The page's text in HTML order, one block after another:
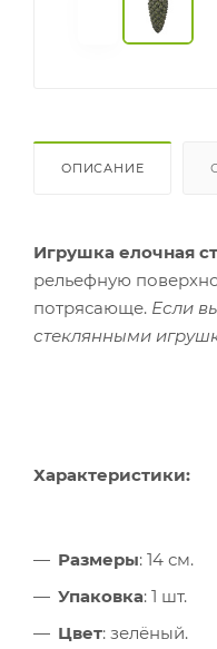
ОПИСАНИЕ
Игрушка елочная
рельефную
потрясающе. Если
стеклянными
Характеристики:
Размеры: 14 см.
Упаковка: 1 шт.
Цвет: зелёный.